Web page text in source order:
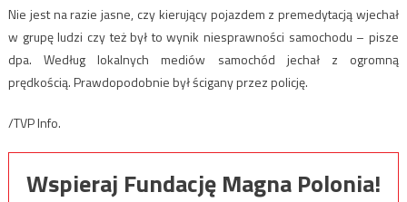
Nie jest na razie jasne, czy kierujący pojazdem z premedytacją wjechał
w grupę ludzi czy też był to wynik niesprawności samochodu – pisze
dpa. Według lokalnych mediów samochód jechał z ogromną
prędkością. Prawdopodobnie był ścigany przez policję.
/TVP Info.
Wspieraj Fundację Magna Polonia!